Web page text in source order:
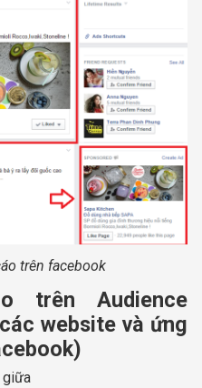
trên facebook
trên Audience
website và ứng
giữa